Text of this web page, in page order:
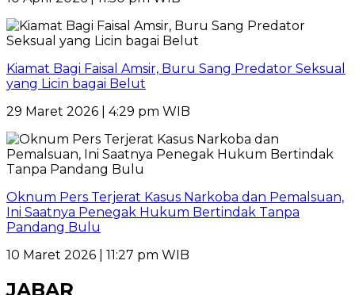
Kiamat Bagi Faisal Amsir, Buru Sang Predator Seksual
yang Licin bagai Belut
29 Maret 2026 | 4:29 pm WIB
Oknum Pers Terjerat Kasus Narkoba dan Pemalsuan,
Ini Saatnya Penegak Hukum Bertindak Tanpa
Pandang Bulu
10 Maret 2026 | 11:27 pm WIB
JABAR